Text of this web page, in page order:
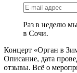
Раз в неделю
в Сочи.
Концерт «Орган в
Описание, дата
отзывы. Всё о